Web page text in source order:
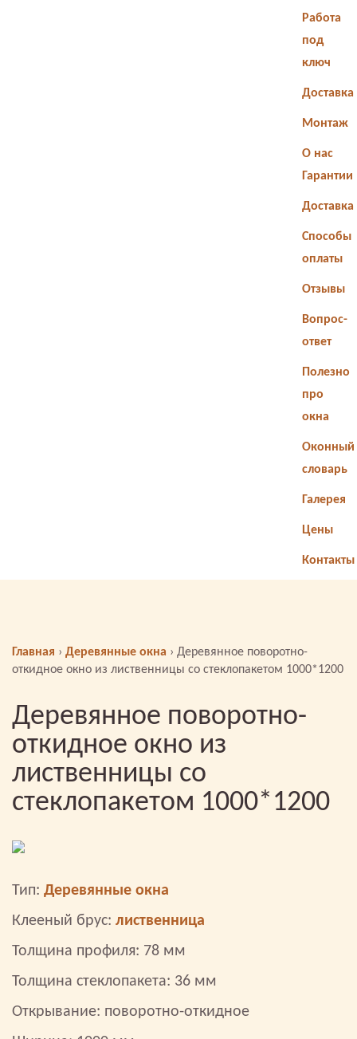
Работа
под
ключ
Доставка
Монтаж
О нас
Гарантии
Доставка
Способы
оплаты
Отзывы
Вопрос-
ответ
Полезно
про
окна
Оконный
словарь
Галерея
Цены
Контакты
Главная › Деревянные окна › Деревянное поворотно-
откидное окно из лиственницы со стеклопакетом 1000*1200
Деревянное поворотно-
откидное окно из
лиственницы со
стеклопакетом 1000*1200
Тип: Деревянные окна
Клееный брус: лиственница
Толщина профиля: 78 мм
Толщина стеклопакета: 36 мм
Открывание: поворотно-откидное